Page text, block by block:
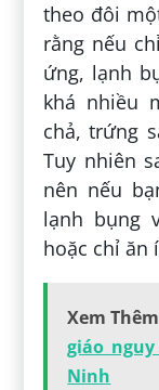
theo đôi
rằng nếu
ứng, lạnh
khá nhiều
chả, trứng
Tuy nhiên
nên nếu
lạnh bụng
hoặc chỉ ăn
Xem Thêm
giáo
Ninh